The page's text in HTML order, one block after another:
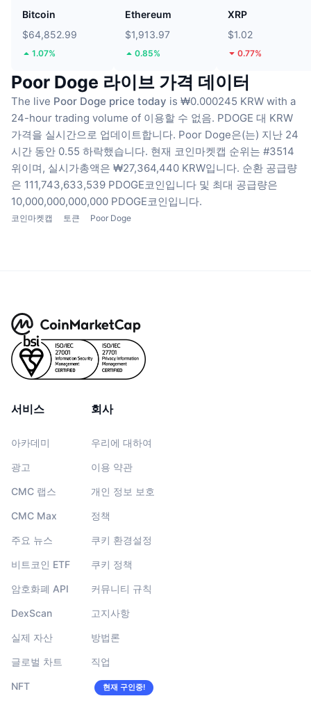
Bitcoin
$64,852.99
1.07%
Ethereum
$1,913.97
0.85%
XRP
$1.02
0.77%
Poor Doge 라이브 가격 데이터
The live Poor Doge price today is ₩0.000245 KRW with a
24-hour trading volume of 이용할 수 없음. PDOGE 대 KRW
가격을 실시간으로 업데이트합니다. Poor Doge은(는) 지난 24
시간 동안 0.55 하락했습니다. 현재 코인마켓캡 순위는 #3514
위이며, 실시가총액은 ₩27,364,440 KRW입니다. 순환 공급량
은 111,743,633,539 PDOGE코인입니다 및 최대 공급량은
10,000,000,000,000 PDOGE코인입니다.
코인마켓캡 토큰 Poor Doge
서비스
아카데미
광고
CMC 랩스
CMC Max
주요 뉴스
비트코인 ETF
암호화폐 API
DexScan
실제 자산
글로벌 차트
NFT
회사
우리에 대하여
이용 약관
개인 정보 보호
정책
쿠키 환경설정
쿠키 정책
커뮤니티 규칙
고지사항
방법론
직업
현재 구인중!